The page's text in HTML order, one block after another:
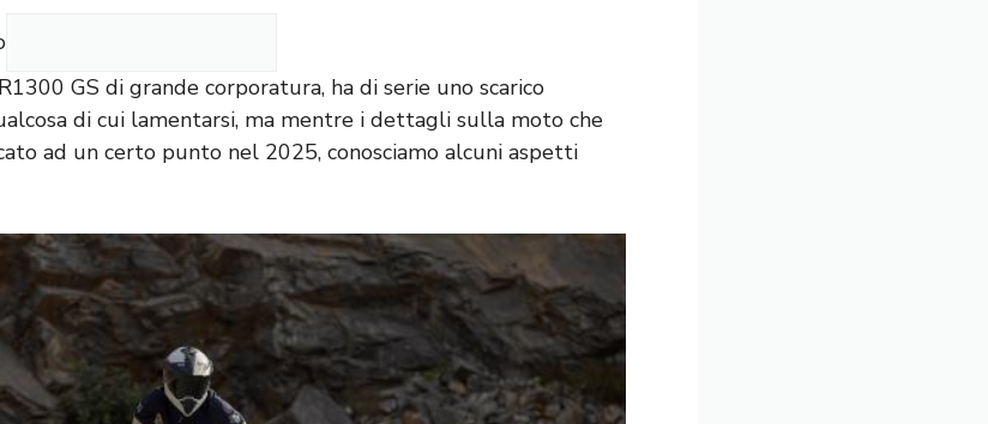
GS di grande corporatura, ha di serie uno scarico
di cui lamentarsi, ma mentre i dettagli sulla moto che
ad un certo punto nel 2025, conosciamo alcuni aspetti